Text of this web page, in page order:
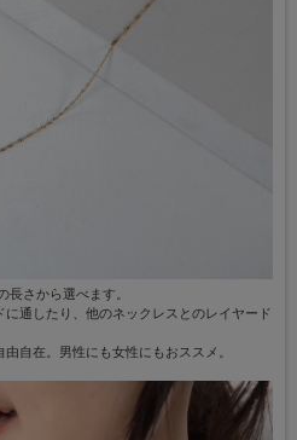
長さから選べます。
通したり、他のネックレスとのレイヤード
自在。男性にも女性にもおススメ。